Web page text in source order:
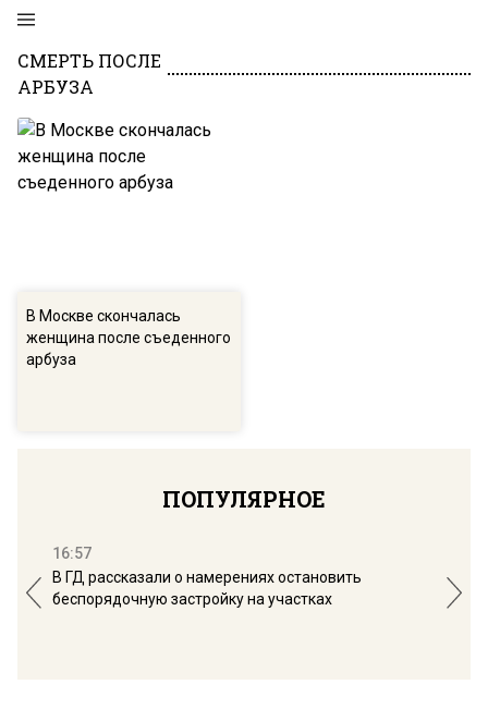
СМЕРТЬ ПОСЛЕ
АРБУЗА
В Москве скончалась
женщина после съеденного
арбуза
ПОПУЛЯРНОЕ
16:57
В ГД рассказали о намерениях остановить
беспорядочную застройку на участках